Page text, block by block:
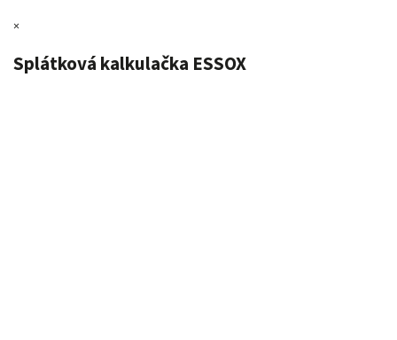
×
Splátková kalkulačka ESSOX